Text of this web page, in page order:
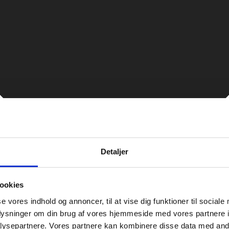
Detaljer
vores indhold og annoncer, til at vise dig funktioner til sociale
om din brug af vores hjemmeside med vores partnere
Vores partnere kan kombinere disse data med
sætter fokus på
og genrejsning – Interview
synliggøre og bevare dansk
– Haveforeningen 1992 er
kirke: Empire Bio blænder op
Vi har brug for hinanden
velsignelse: Kirken omfavner
hyldest til det spontane møde
indtager Fluid Festival
og sonisk queer-
– de stille
highlights du ikke må gå glip
kønsneutral mode i LGBTQ+